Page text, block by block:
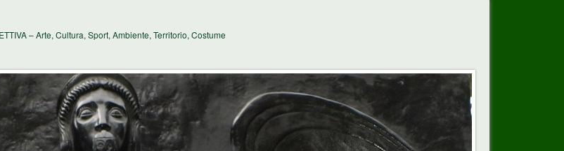
– Arte, Cultura, Sport, Ambiente, Territorio, Costume